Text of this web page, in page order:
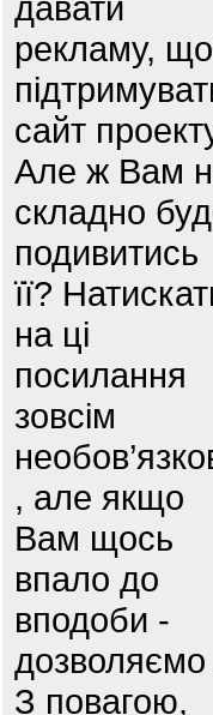
рекламу,
сайт
Але ж Вам
складно
подивитись
її?
на ці
посилання
зовсім
, але якщо
Вам щось
впало до
вподоби -
дозволяємо
З повагою,